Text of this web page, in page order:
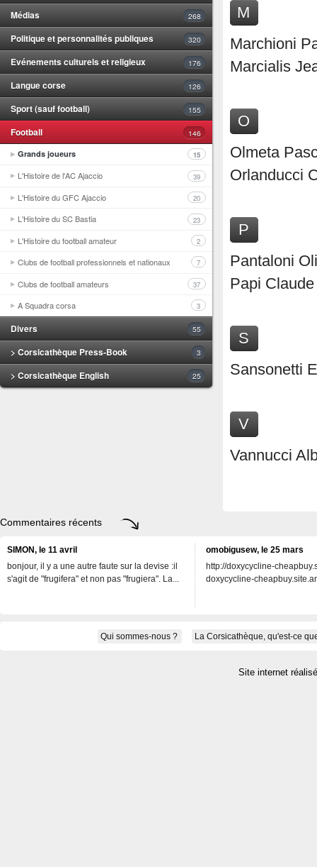
Médias 268
Politique et personnalités publiques 320
Evénements culturels et religieux 176
Langue corse 126
Sport (sauf football) 155
Football
146
Grands joueurs
15
L'Histoire de l'AC Ajaccio 39
L'Histoire du GFC Ajaccio 20
L'Histoire du SC Bastia 23
L'Histoire du football amateur 2
Clubs de football professionnels et nationaux 7
Clubs de football amateurs 37
A Squadra corsa 3
Divers 55
> Corsicathèque Press-Book 3
> Corsicathèque English 25
M
Marchioni
Marcialis
O
Olmeta
Orlanducci
P
Pantaloni
Papi Claude
S
Sansonetti
V
Vannucci
Commentaires récents
SIMON, le 11 avril
bonjour, il y a une autre faute sur la devise :il
s'agit de "frugifera" et non pas "frugiera". La...
omobigusew, le 25 mars
http://doxycycline-
doxycycline-
Qui sommes-nous ? La Corsicathèque, qu'est-ce
Site internet